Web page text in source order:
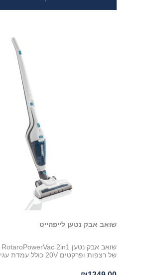
שואב אבק נטען לייפהייט
של רצפות ופרקטים 20V כולל עמדת עגינה אביזר פינות